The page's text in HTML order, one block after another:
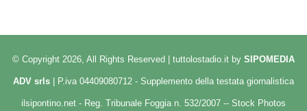
© Copyright 2026, All Rights Reserved | tuttolostadio.it by SIPOMEDIA
ADV srls | P.iva 04409080712 - Supplemento della testata giornalistica
ilsipontino.net - Reg. Tribunale Foggia n. 532/2007 -- Stock Photos